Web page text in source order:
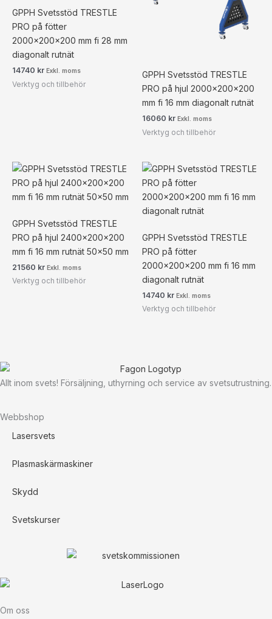
GPPH Svetsstöd TRESTLE
PRO på fötter
2000x200x200 mm fi 28 mm
diagonalt rutnät
14740 kr Exkl. moms
Verktyg och tillbehör
GPPH Svetsstöd TRESTLE
PRO på hjul 2000x200x200
mm fi 16 mm diagonalt rutnät
16060 kr Exkl. moms
Verktyg och tillbehör
GPPH Svetsstöd TRESTLE
PRO på hjul 2400x200x200
mm fi 16 mm rutnät 50×50 mm
21560 kr Exkl. moms
Verktyg och tillbehör
GPPH Svetsstöd TRESTLE
PRO på fötter
2000x200x200 mm fi 16 mm
diagonalt rutnät
14740 kr Exkl. moms
Verktyg och tillbehör
Allt inom svets! Försäljning, uthyrning och service av svetsutrustning.
Webbshop
Lasersvets
Plasmaskärmaskiner
Skydd
Svetskurser
Om oss